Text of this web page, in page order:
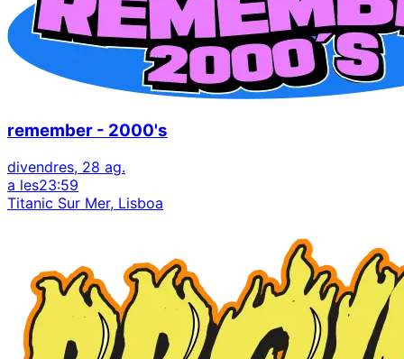
remember - 2000's
divendres, 28 ag.
a les23:59
Titanic Sur Mer, Lisboa